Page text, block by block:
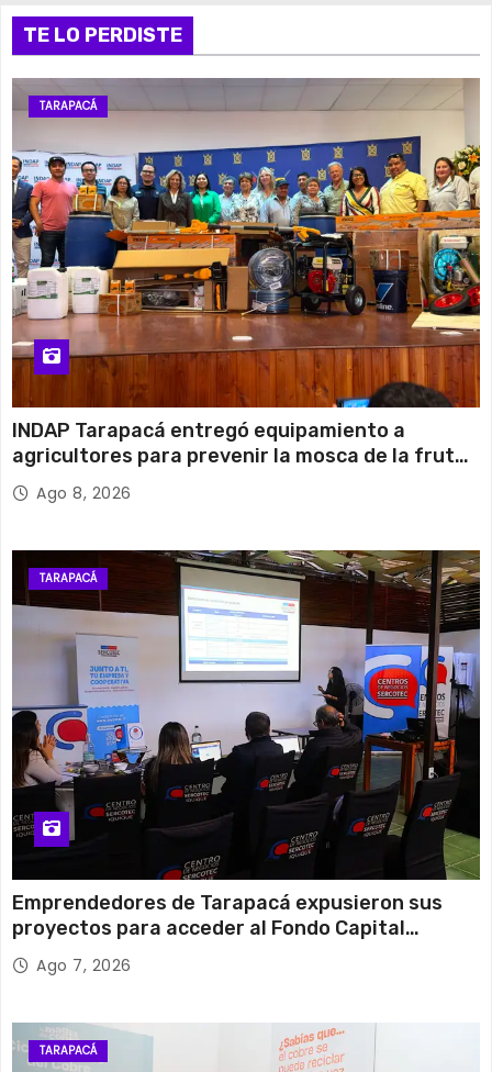
TE LO PERDISTE
TARAPACÁ
INDAP Tarapacá entregó equipamiento a
agricultores para prevenir la mosca de la fruta
en Pica
Ago 8, 2026
TARAPACÁ
Emprendedores de Tarapacá expusieron sus
proyectos para acceder al Fondo Capital
Semilla de SERCOTEC
Ago 7, 2026
TARAPACÁ